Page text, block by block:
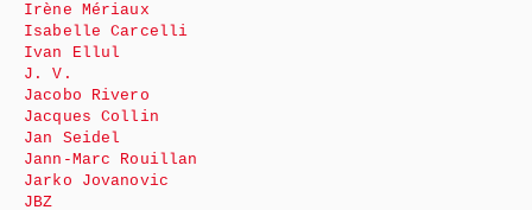
Irène Mériaux
Isabelle Carcelli
Ivan Ellul
J. V.
Jacobo Rivero
Jacques Collin
Jan Seidel
Jann-Marc Rouillan
Jarko Jovanovic
JBZ